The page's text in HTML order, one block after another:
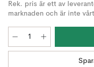
Rek. pris är ett av
marknaden och är inte